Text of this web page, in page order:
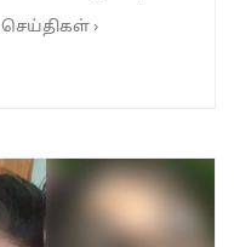
செய்திகள்›